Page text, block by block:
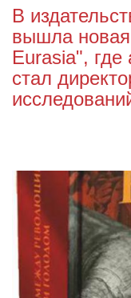
В
вышла новая
Eurasia", где
стал